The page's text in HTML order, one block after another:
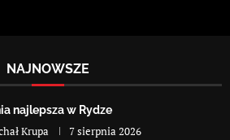
NAJNOWSZE
najlepsza w Rydze
Krupa 7 sierpnia 2026